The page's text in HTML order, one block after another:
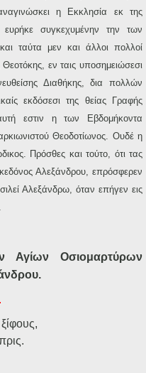
η Εκκλησία εκ της
ευρήκε συγκεχυμένην την των
ταύτα μεν και άλλοι πολλοί
εν ταις υποσημειώσεσι
Διαθήκης, δια πολλών
εκδόσεσι της θείας Γραφής
εστιν η των Εβδομήκοντα
Θεοδοτίωνος. Ουδέ η
Πρόσθες και τούτο, ότι τας
Αλεξάνδρου, επρόσφερεν
Αλεξάνδρω, όταν επήγεν εις
Οσιομαρτύρων